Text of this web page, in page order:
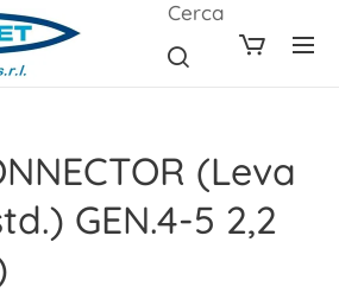
Cerca
(Leva
GEN.4-5 2,2